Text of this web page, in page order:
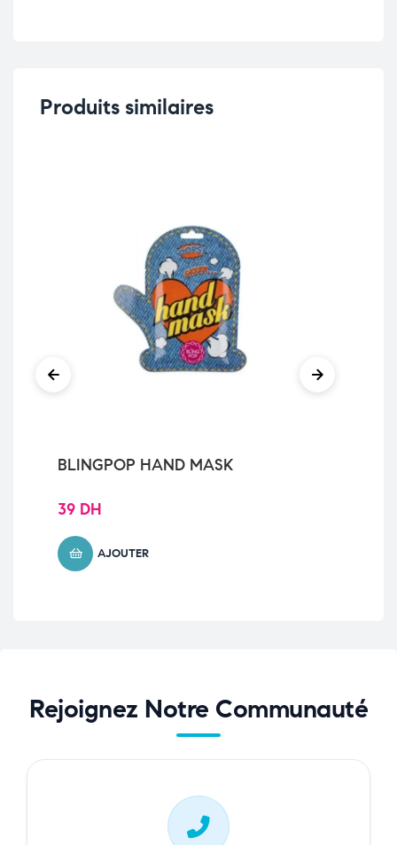
Produits similaires
BLINGPOP HAND MASK
39 DH
AJOUTER
Rejoignez Notre Communauté